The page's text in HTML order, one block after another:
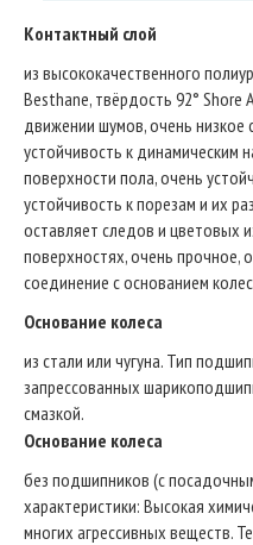
Контактный слой
из высококачественного
Besthane, твёрдость 92° Shore
движении шумов, очень низкое
устойчивость к динамическим
поверхности пола, очень
устойчивость к порезам и их
оставляет следов и цветовых
поверхностях, очень прочное,
соединение с основанием
Основание колеса
из стали или чугуна. Тип
запрессованных
смазкой.
Основание колеса
без подшипников (с
характеристики: Высокая
многих агрессивных веществ.